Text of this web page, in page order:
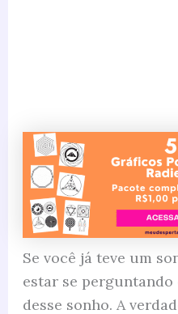
Se você já teve um
estar se
desse sonho. A